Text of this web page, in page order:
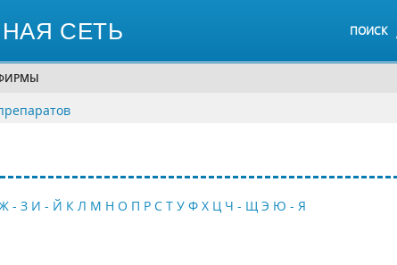
СЕТЬ ПОИСК
- З И - Й К Л М Н О П Р С Т У Ф Х Ц Ч - Щ Э Ю - Я